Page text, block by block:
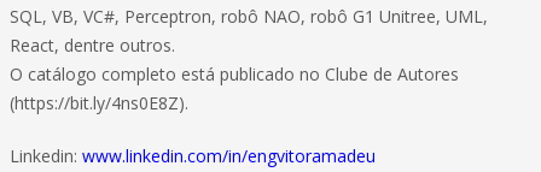
SQL, VB, VC#, Perceptron, robô NAO, robô G1 Unitree, UML,
React, dentre outros.
O catálogo completo está publicado no Clube de Autores
(https://bit.ly/4ns0E8Z).
Linkedin: www.linkedin.com/in/engvitoramadeu